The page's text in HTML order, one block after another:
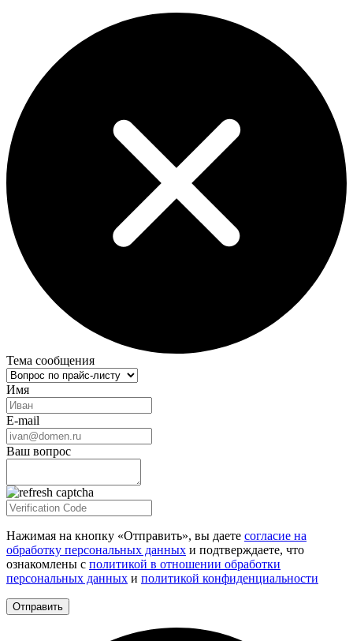
Тема сообщения
Имя
E-mail
Ваш вопрос
Нажимая на кнопку «Отправить», вы даете согласие на
обработку персональных данных и подтверждаете, что
ознакомлены с политикой в отношении обработки
персональных данных и политикой конфиденциальности